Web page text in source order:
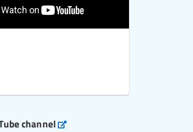
channel